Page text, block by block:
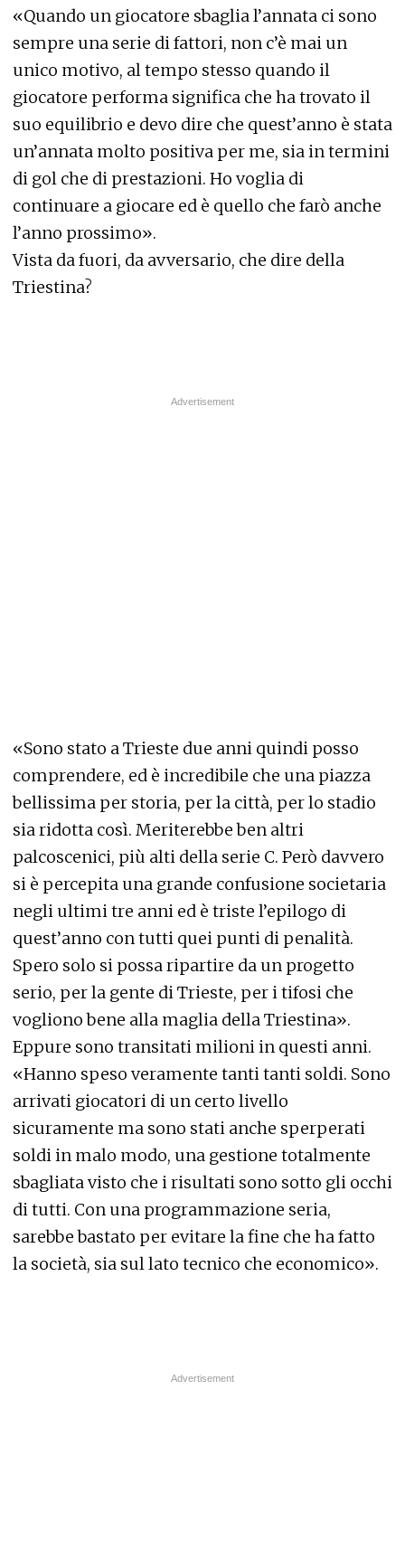
«Quando un giocatore sbaglia l’annata ci sono
sempre una serie di fattori, non c’è mai un
unico motivo, al tempo stesso quando il
giocatore performa significa che ha trovato il
suo equilibrio e devo dire che quest’anno è stata
un’annata molto positiva per me, sia in termini
di gol che di prestazioni. Ho voglia di
continuare a giocare ed è quello che farò anche
l’anno prossimo».
Vista da fuori, da avversario, che dire della
Triestina?
«Sono stato a Trieste due anni quindi posso
comprendere, ed è incredibile che una piazza
bellissima per storia, per la città, per lo stadio
sia ridotta così. Meriterebbe ben altri
palcoscenici, più alti della serie C. Però davvero
si è percepita una grande confusione societaria
negli ultimi tre anni ed è triste l’epilogo di
quest’anno con tutti quei punti di penalità.
Spero solo si possa ripartire da un progetto
serio, per la gente di Trieste, per i tifosi che
vogliono bene alla maglia della Triestina».
Eppure sono transitati milioni in questi anni.
«Hanno speso veramente tanti tanti soldi. Sono
arrivati giocatori di un certo livello
sicuramente ma sono stati anche sperperati
soldi in malo modo, una gestione totalmente
sbagliata visto che i risultati sono sotto gli occhi
di tutti. Con una programmazione seria,
sarebbe bastato per evitare la fine che ha fatto
la società, sia sul lato tecnico che economico».